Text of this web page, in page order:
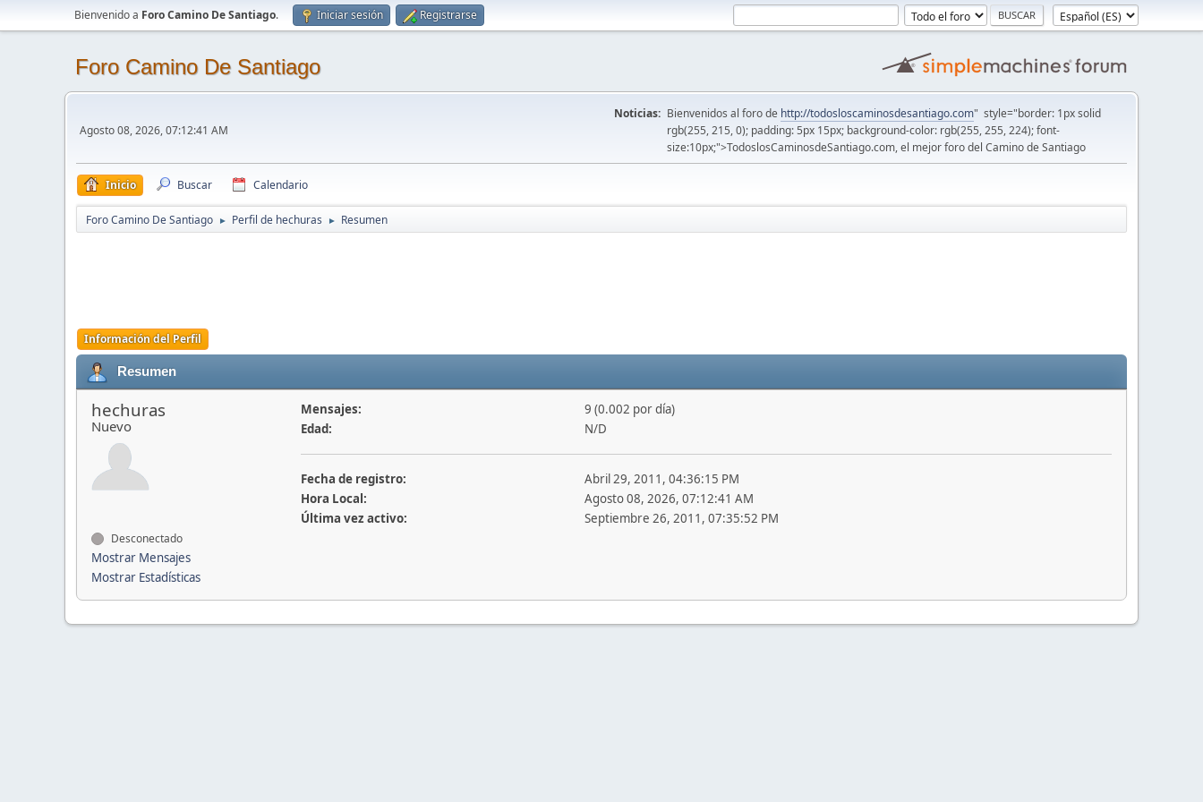
Bienvenido a Foro Camino De Santiago. Iniciar sesión Registrarse
Foro Camino De Santiago
Agosto 08, 2026, 07:12:41 AM
Noticias: Bienvenidos al foro de http://todosloscaminosdesantiago.com" style="border: 1px solid
rgb(255, 215, 0); padding: 5px 15px; background-color: rgb(255, 255, 224); font-
size:10px;">TodoslosCaminosdeSantiago.com, el mejor foro del Camino de Santiago
Inicio Buscar Calendario
Foro Camino De Santiago ► Perfil de hechuras ► Resumen
Información del Perfil
Resumen
hechuras
Nuevo
Desconectado
Mostrar Mensajes
Mostrar Estadísticas
Mensajes:
9 (0.002 por día)
Edad:
N/D
Fecha de registro:
Abril 29, 2011, 04:36:15 PM
Hora Local:
Agosto 08, 2026, 07:12:41 AM
Última vez activo:
Septiembre 26, 2011, 07:35:52 PM